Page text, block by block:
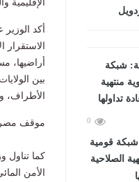
0
شبكة قومية
الصلاحية
الإقليمية
أكد
أراضيها،
بين
الأطراف،
موقف مصر
كما تناول
الأمن